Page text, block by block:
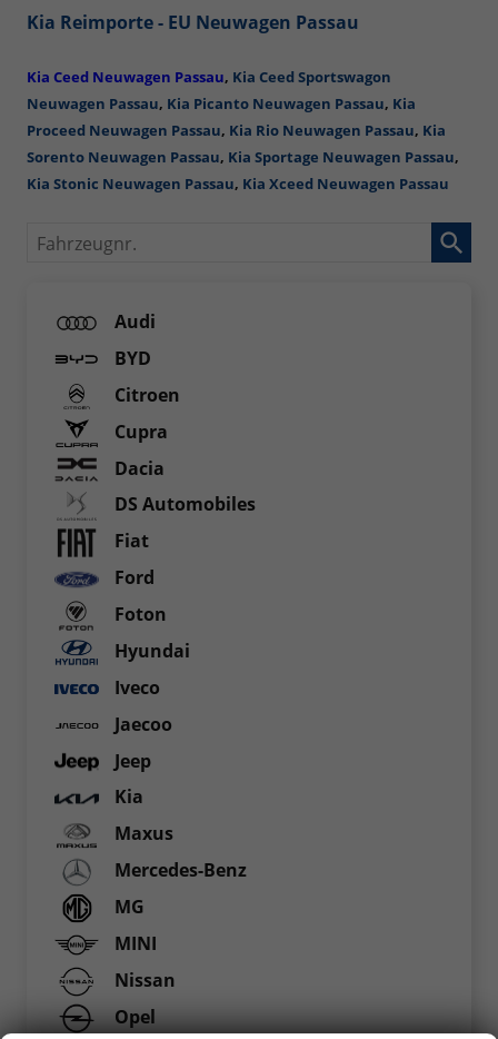
Kia Reimporte - EU Neuwagen Passau
Kia Ceed Neuwagen Passau, Kia Ceed Sportswagon
Neuwagen Passau, Kia Picanto Neuwagen Passau, Kia
Proceed Neuwagen Passau, Kia Rio Neuwagen Passau, Kia
Sorento Neuwagen Passau, Kia Sportage Neuwagen Passau,
Kia Stonic Neuwagen Passau, Kia Xceed Neuwagen Passau
Fahrzeugnr.
Audi
BYD
Citroen
Cupra
Dacia
DS Automobiles
Fiat
Ford
Foton
Hyundai
Iveco
Jaecoo
Jeep
Kia
Maxus
Mercedes-Benz
MG
MINI
Nissan
Opel